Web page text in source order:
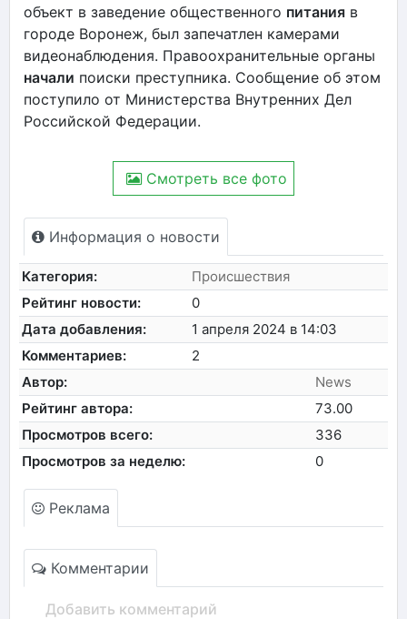
объект в заведение общественного питания в
городе Воронеж, был запечатлен камерами
видеонаблюдения. Правоохранительные органы
начали поиски преступника. Сообщение об этом
поступило от Министерства Внутренних Дел
Российской Федерации.
Смотреть все фото
Информация о новости
Категория:
Происшествия
Рейтинг новости:
0
Дата добавления:
1 апреля 2024 в 14:03
Комментариев:
2
Автор:
News
Рейтинг автора:
73.00
Просмотров всего:
336
Просмотров за неделю:
0
Реклама
Комментарии
Добавить комментарий